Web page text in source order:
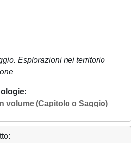
Esplorazioni nei territorio
volume (Capitolo o Saggio)